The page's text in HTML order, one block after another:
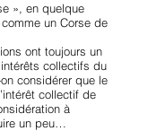
», en quelque
un Corse de
ont toujours un
collectifs du
considérer que le
collectif de
à
un peu…